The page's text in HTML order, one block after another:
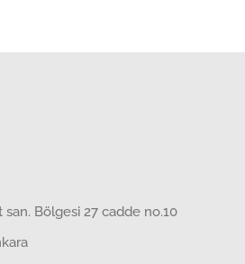
san. Bölgesi 27 cadde no.10